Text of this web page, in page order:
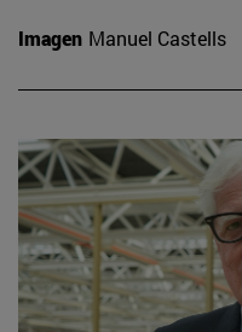
Imagen Manuel Castells